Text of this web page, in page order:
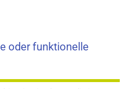
oder funktionelle